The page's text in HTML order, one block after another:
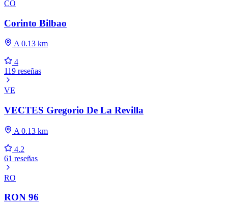
CO
Corinto Bilbao
A 0.13 km
4
119 reseñas
VE
VECTES Gregorio De La Revilla
A 0.13 km
4.2
61 reseñas
RO
RON 96